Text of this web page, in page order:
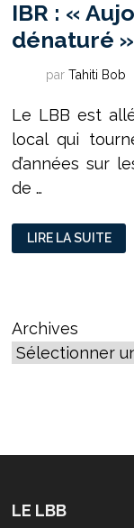
IBR : «
dénaturé »
par Tahiti Bob
Le LBB est
local qui
d’années sur
de …
IBR :
« AUJOURD’HUI
LE
LIRE LA SUITE
Archives
LE LBB